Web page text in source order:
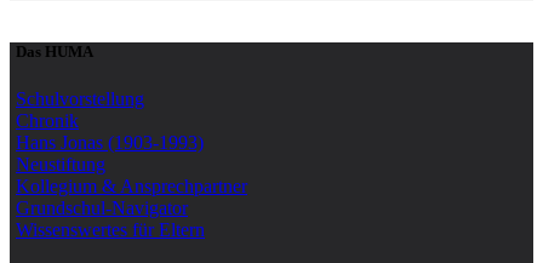
Das HUMA
Schulvorstellung
Chronik
Hans Jonas (1903-1993)
Neustiftung
Kollegium & Ansprechpartner
Grundschul-Navigator
Wissenswertes für Eltern